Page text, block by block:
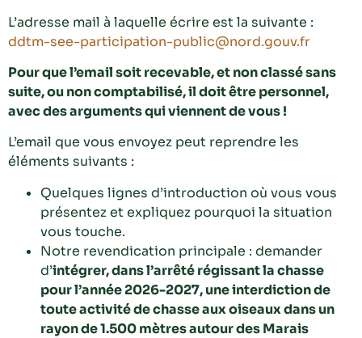
L’adresse mail à laquelle écrire est la suivante :
ddtm-see-participation-public@nord.gouv.fr
Pour que l’email soit recevable, et non classé sans
suite, ou non comptabilisé, il doit être personnel,
avec des arguments qui viennent de vous !
L’email que vous envoyez peut reprendre les
éléments suivants :
Quelques lignes d’introduction où vous vous
présentez et expliquez pourquoi la situation
vous touche.
Notre revendication principale : demander
d’intégrer, dans l’arrêté régissant la chasse
pour l’année 2026-2027, une interdiction de
toute activité de chasse aux oiseaux dans un
rayon de 1.500 mètres autour des Marais